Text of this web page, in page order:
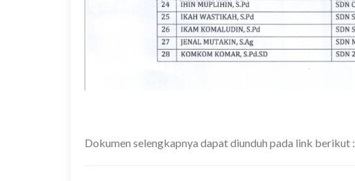
Dokumen selengkapnya dapat diunduh pada link berikut :